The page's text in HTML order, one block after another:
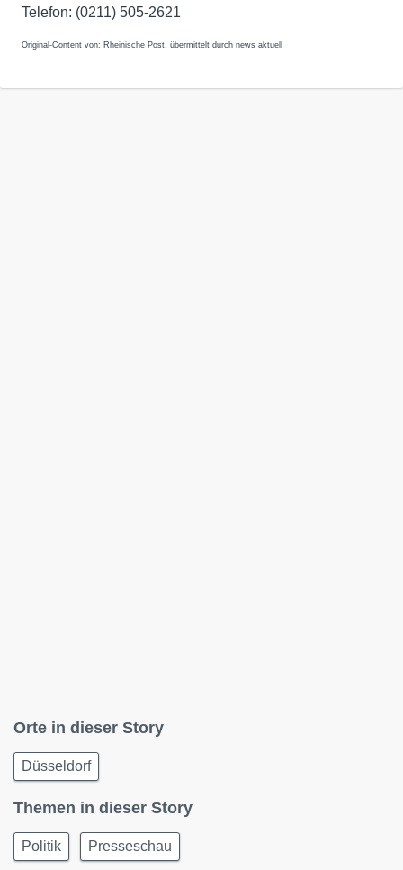
Telefon: (0211) 505-2621
Original-Content von: Rheinische Post, übermittelt durch news aktuell
Orte in dieser Story
Düsseldorf
Themen in dieser Story
Politik Presseschau